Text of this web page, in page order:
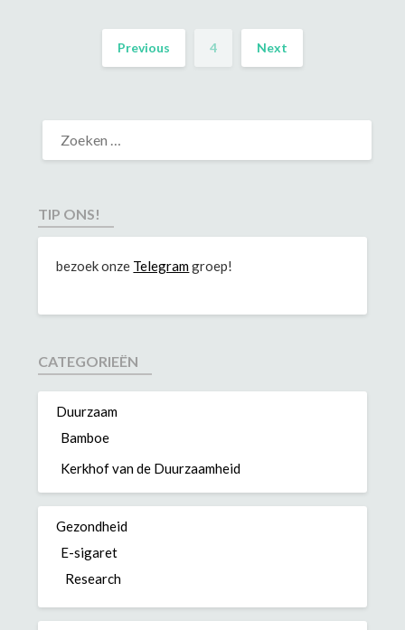
Previous 4 Next
TIP ONS!
bezoek onze Telegramgroep!
CATEGORIEËN
Duurzaam
Bamboe
Kerkhof van de Duurzaamheid
Gezondheid
E-sigaret
Research